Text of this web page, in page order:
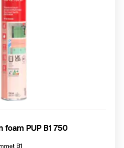
PUP B1 750
B1